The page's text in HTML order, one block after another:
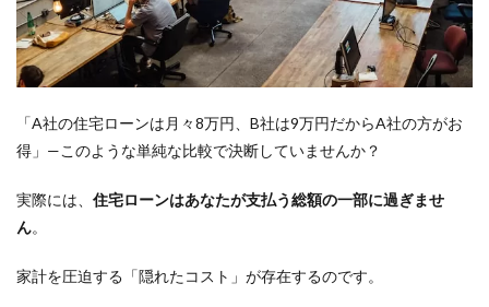
され
ない
1.1.1
ケース
家族（4
人家
1.1.2
人家
「A社の住宅ローンは月々8万円、B社は9万円だからA社の方がお
得」—このような単純な比較で決断していませんか？
実際には、 住宅ローンはあなたが支払う総額の一部に過ぎませ
ん。
家計を圧迫する「隠れたコスト」が存在するのです。